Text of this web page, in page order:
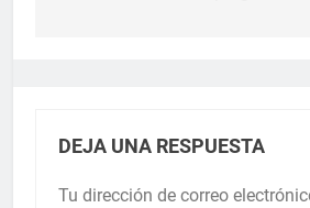
DEJA UNA RESPUESTA
Tu dirección de correo